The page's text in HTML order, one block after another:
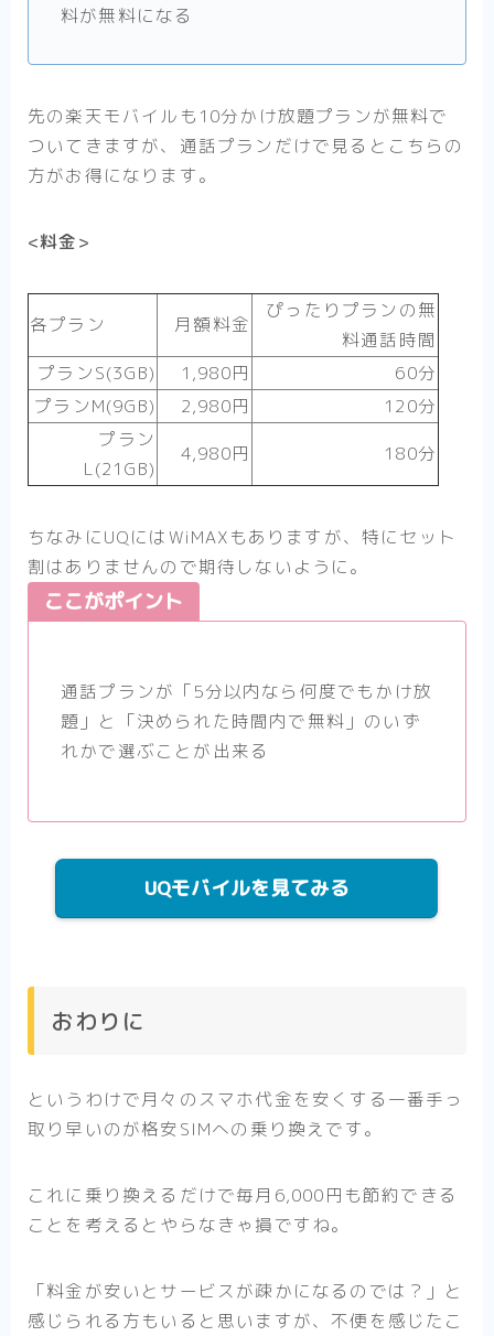
料が無料になる
先の楽天モバイルも10分かけ放題プランが無料で
ついてきますが、通話プランだけで見るとこちらの
方がお得になります。
<料金>
各プラン 月額料金
ぴったりプランの無
料通話時間
プランS(3GB)
1,980円
60分
プランM(9GB)
2,980円
120分
プラン
L(21GB)
4,980円 180分
ちなみにUQにはWiMAXもありますが、特にセット
割はありませんので期待しないように。
ここがポイント
通話プランが「5分以内なら何度でもかけ放
題」と「決められた時間内で無料」のいず
れかで選ぶことが出来る
UQモバイルを見てみる
おわりに
というわけで月々のスマホ代金を安くする一番手っ
取り早いのが格安SIMへの乗り換えです。
これに乗り換えるだけで毎月6,000円も節約できる
ことを考えるとやらなきゃ損ですね。
「料金が安いとサービスが疎かになるのでは？」と
感じられる方もいると思いますが、不便を感じたこ